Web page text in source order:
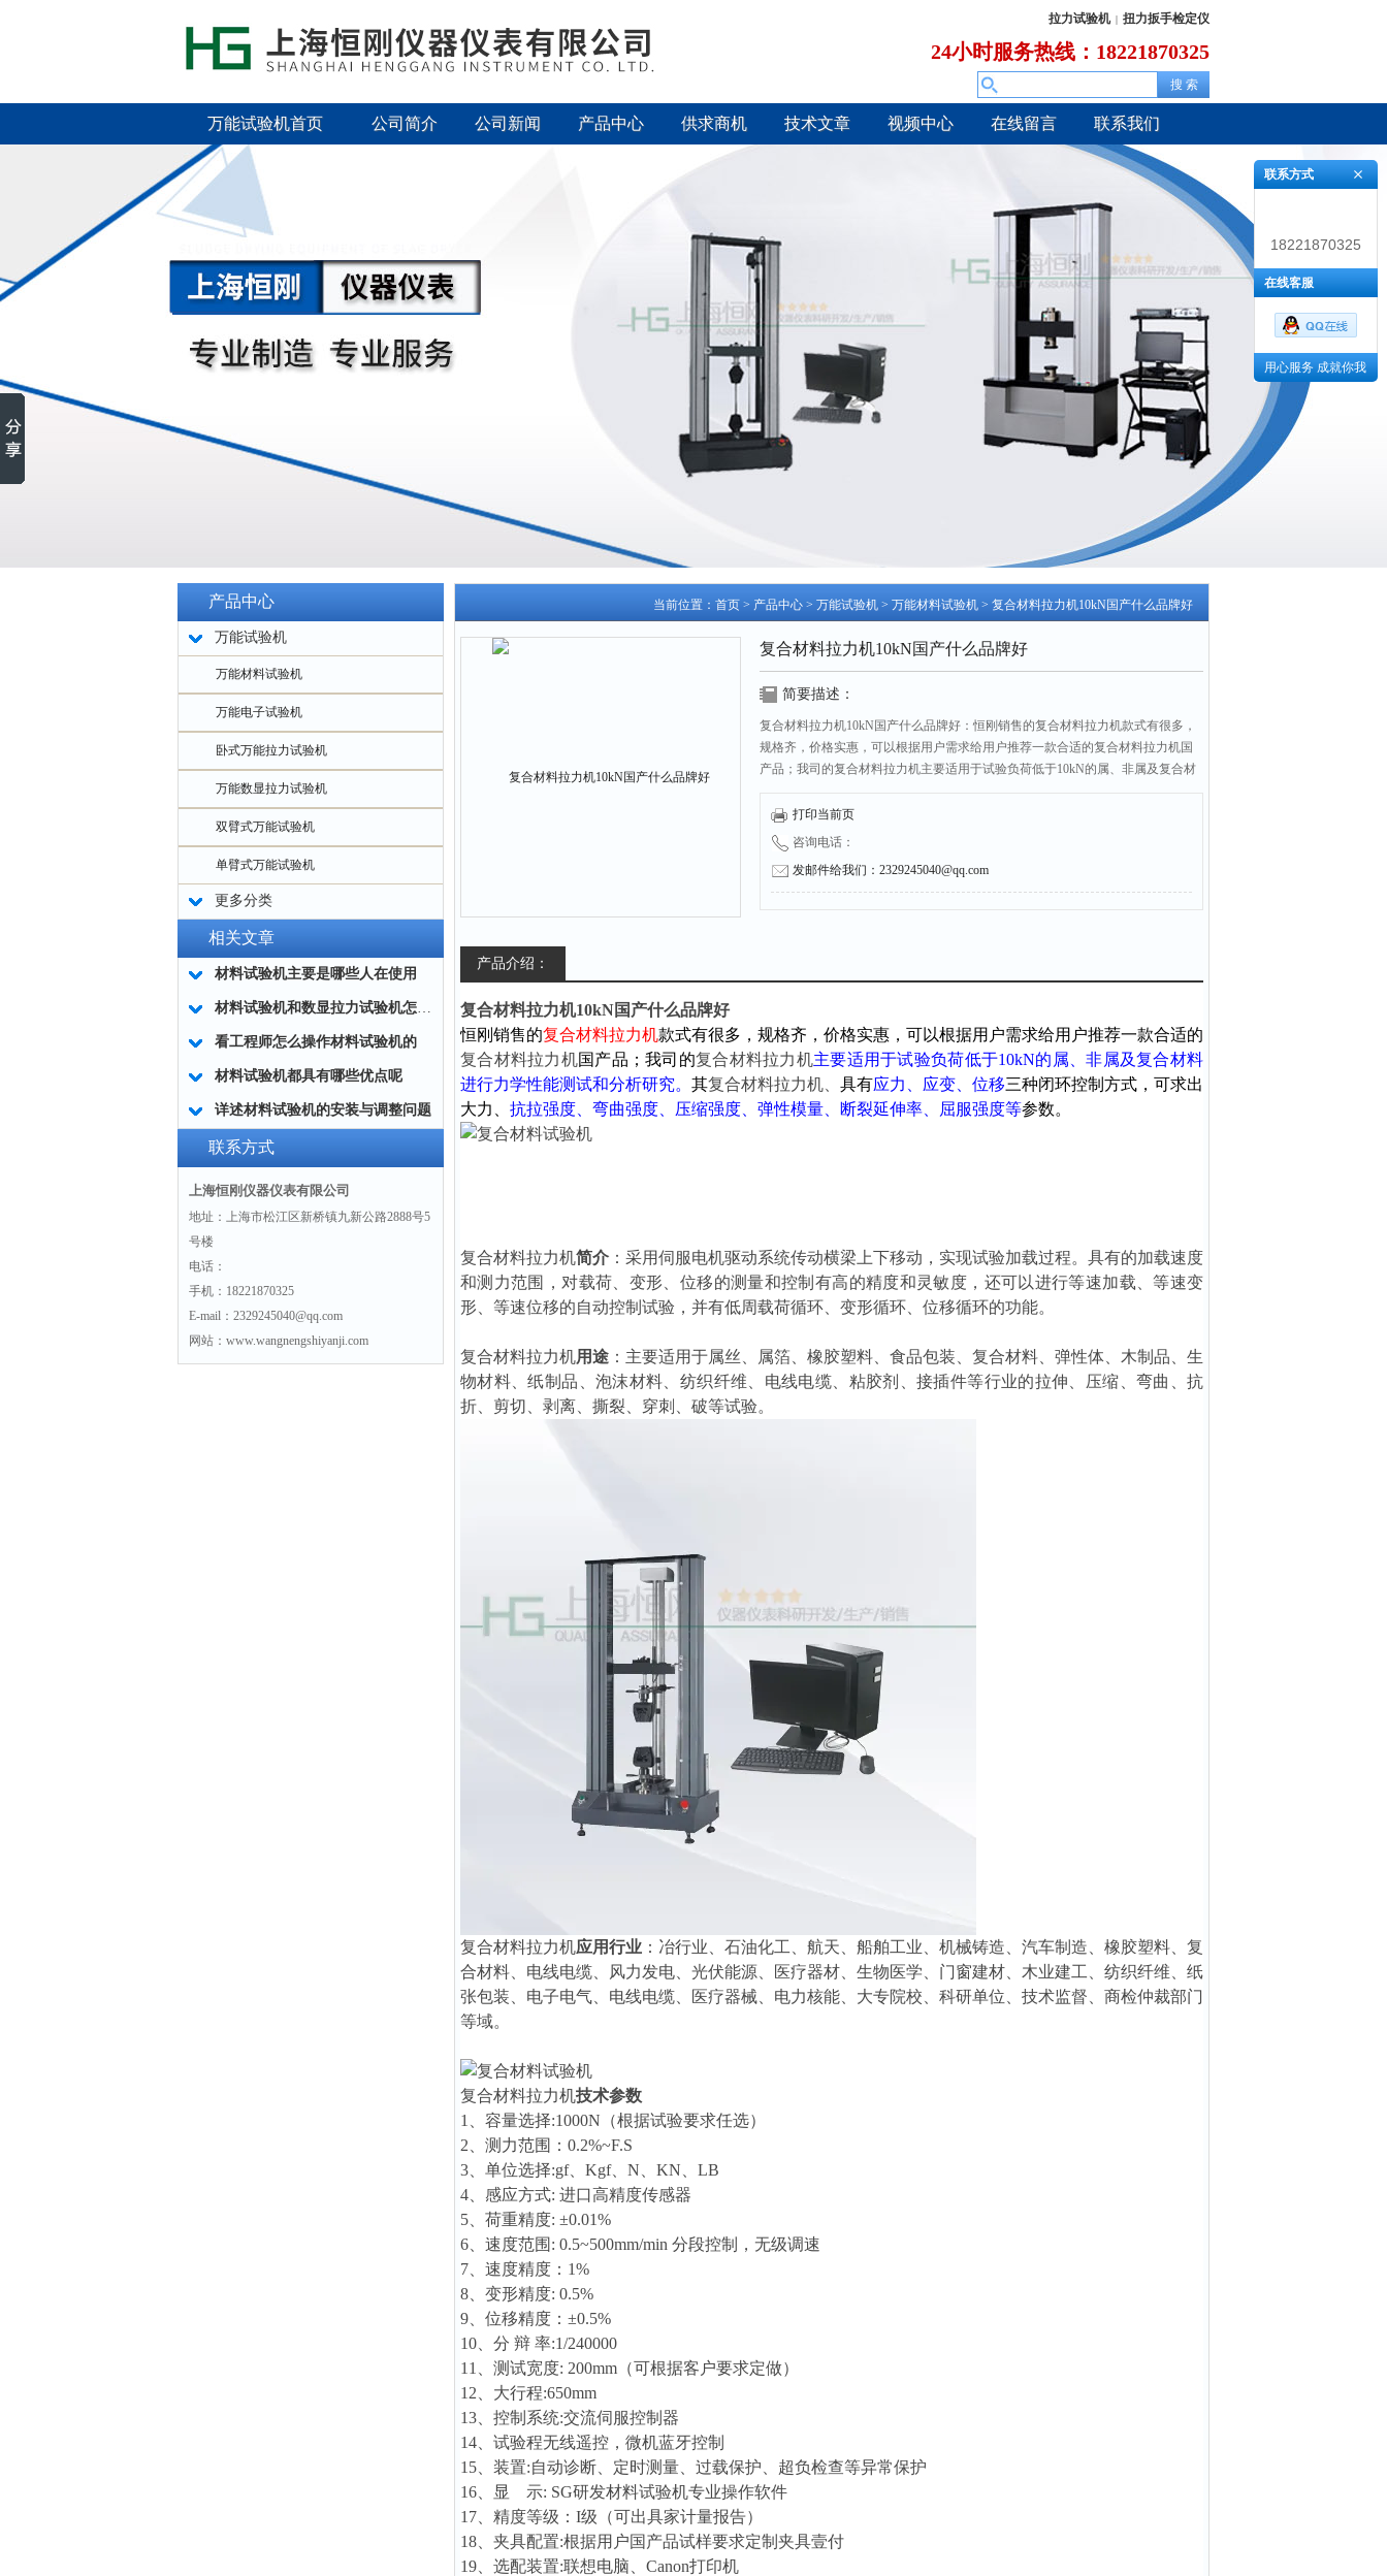
拉力试验机 | 扭力扳手检定仪
24小时服务热线：18221870325
万能试验机首页 公司简介 公司新闻 产品中心 供求商机 技术文章 视频中心 在线留言 联系我们
产品中心
万能试验机
万能材料试验机
万能电子试验机
卧式万能拉力试验机
万能数显拉力试验机
双臂式万能试验机
单臂式万能试验机
更多分类
相关文章
材料试验机主要是哪些人在使用
材料试验机和数显拉力试验机怎么选择？
看工程师怎么操作材料试验机的
材料试验机都具有哪些优点呢
详述材料试验机的安装与调整问题
联系方式
上海恒刚仪器仪表有限公司
地址：上海市松江区新桥镇九新公路2888号5
号楼
电话：
手机：18221870325
E-mail：2329245040@qq.com
网站：www.wangnengshiyanji.com
当前位置： 首页 > 产品中心 > 万能试验机 > 万能材料试验机 > 复合材料拉力机10kN国产什么品牌好
复合材料拉力机10kN国产什么品牌好
简要描述：
复合材料拉力机10kN国产什么品牌好：恒刚销售的复合材料拉力机款式有很多，
规格齐，价格实惠，可以根据用户需求给用户推荐一款合适的复合材料拉力机国
产品；我司的复合材料拉力机主要适用于试验负荷低于10kN的属、非属及复合材
料进行力学性能测试和分析研究。
打印当前页
咨询电话：
发邮件给我们：2329245040@qq.com
产品介绍：
复合材料拉力机10kN国产什么品牌好
恒刚销售的复合材料拉力机款式有很多，规格齐，价格实惠，可以根据用户需求给用户推荐一款合适的
复合材料拉力机国产品；我司的复合材料拉力机主要适用于试验负荷低于10kN的属、非属及复合材料
进行力学性能测试和分析研究。 其复合材料拉力机、 具有应力、应变、位移三种闭环控制方式，可求出
大力、 抗拉强度、弯曲强度、压缩强度、弹性模量、断裂延伸率、屈服强度等参数。
复合材料拉力机简介 ：采用伺服电机驱动系统传动横梁上下移动，实现试验加载过程。具有的加载速度
和测力范围，对载荷、变形、位移的测量和控制有高的精度和灵敏度，还可以进行等速加载、等速变
形、等速位移的自动控制试验，并有低周载荷循环、变形循环、位移循环的功能。
复合材料拉力机用途 ：主要适用于属丝、属箔、橡胶塑料、食品包装、复合材料、弹性体、木制品、生
物材料、纸制品、泡沫材料、纺织纤维、电线电缆、粘胶剂、接插件等行业的拉伸、压缩、弯曲、抗
折、剪切、剥离、撕裂、穿刺、破等试验。
复合材料拉力机应用行业 ：冶行业、石油化工、航天、船舶工业、机械铸造、汽车制造、橡胶塑料、复
合材料、电线电缆、风力发电、光伏能源、医疗器材、生物医学、门窗建材、木业建工、纺织纤维、纸
张包装、电子电气、电线电缆、医疗器械、电力核能、大专院校、科研单位、技术监督、商检仲裁部门
等域。
复合材料拉力机技术参数
1、容量选择:1000N（根据试验要求任选）
2、测力范围：0.2%~F.S
3、单位选择:gf、Kgf、N、KN、LB
4、感应方式: 进口高精度传感器
5、荷重精度: ±0.01%
6、速度范围: 0.5~500mm/min 分段控制，无级调速
7、速度精度：1%
8、变形精度: 0.5%
9、位移精度：±0.5%
10、分 辩 率:1/240000
11、测试宽度: 200mm（可根据客户要求定做）
12、大行程:650mm
13、控制系统:交流伺服控制器
14、试验程无线遥控，微机蓝牙控制
15、装置:自动诊断、定时测量、过载保护、超负检查等异常保护
16、显 示: SG研发材料试验机专业操作软件
17、精度等级：I级（可出具家计量报告）
18、夹具配置:根据用户国产品试样要求定制夹具壹付
19、选配装置:联想电脑、Canon打印机
联系方式
18221870325
在线客服
用心服务 成就你我